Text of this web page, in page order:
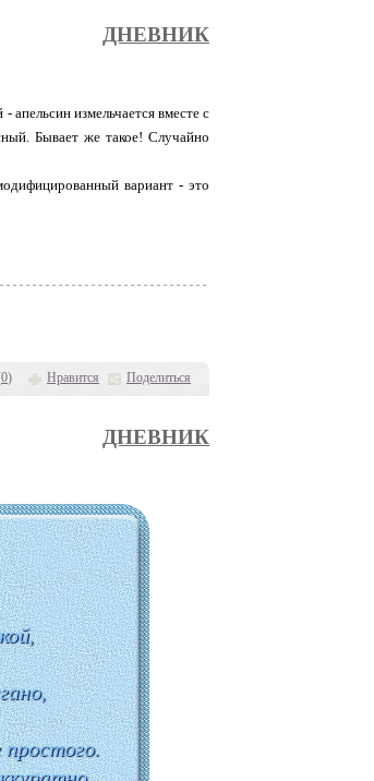
0) Нравится Поделиться
ДНЕВНИК
измельчается вместе с
Бывает же такое! Случайно
вариант - это
ДНЕВНИК